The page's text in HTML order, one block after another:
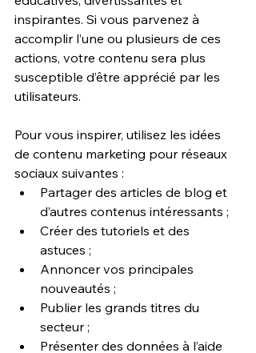
inspirantes. Si vous parvenez à
accomplir l’une ou plusieurs de ces
actions, votre contenu sera plus
susceptible d’être apprécié par les
utilisateurs.
Pour vous inspirer, utilisez les idées
de contenu marketing pour réseaux
sociaux suivantes :
Partager des articles de blog et
d’autres contenus intéressants ;
Créer des tutoriels et des
astuces ;
Annoncer vos principales
nouveautés ;
Publier les grands titres du
secteur ;
Présenter des données à l’aide